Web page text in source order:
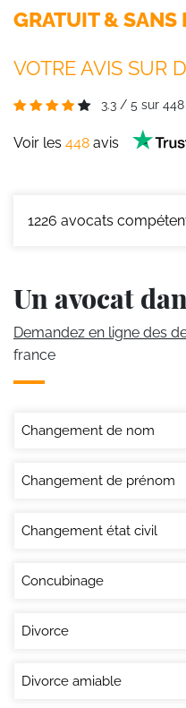
GRATUIT & SANS
VOTRE AVIS SUR
3.3 / 5 sur 448
Voir les 448 avis
1226 avocats
Un avocat
Demandez en ligne des
france
Changement de nom
Changement de prénom
Changement état civil
Concubinage
Divorce
Divorce amiable